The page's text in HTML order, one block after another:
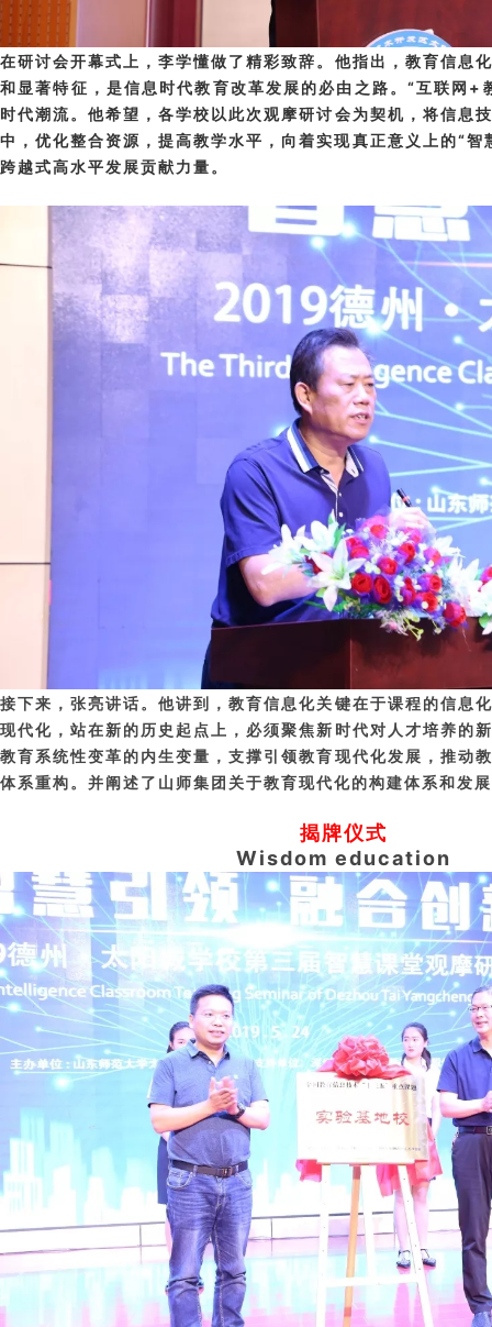
在研讨会开幕式上，李学懂做了精彩致辞。他指出，教育信息
和显著特征，是信息时代教育改革发展的必由之路。“互联网+
时代潮流。他希望，各学校以此次观摩研讨会为契机，将信息
中，优化整合资源，提高教学水平，向着实现真正意义上的“智
跨越式高水平发展贡献力量。
接下来，张亮讲话。他讲到，教育信息化关键在于课程的信息
现代化，站在新的历史起点上，必须聚焦新时代对人才培养的
教育系统性变革的内生变量，支撑引领教育现代化发展，推动
体系重构。并阐述了山师集团关于教育现代化的构建体系和发
揭牌仪式
Wisdom education